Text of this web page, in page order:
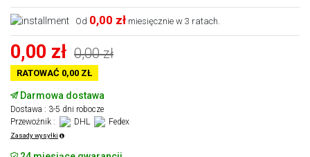
Od 0,00 zł miesięcznie w 3 ratach.
0,00 zł 0,00 zł
RATOWAĆ 0,00 ZŁ
Darmowa dostawa
Dostawa : 3-5 dni robocze
Przewoźnik :
DHL Fedex
Zasady wysyłki